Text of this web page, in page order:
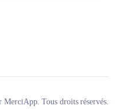
Tous droits réservés.